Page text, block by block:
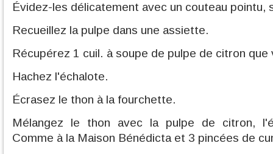
Évidez-les délicatement avec un couteau pointu,
Recueillez la pulpe dans une assiette.
Récupérez 1 cuil. à soupe de pulpe de citron
Hachez l'échalote.
Écrasez le thon à la fourchette.
Mélangez le thon avec la pulpe de citron,
Comme à la Maison Bénédicta et 3 pincées de